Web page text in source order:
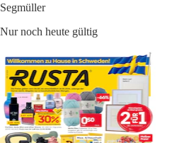
Segmüller
Nur noch heute gültig